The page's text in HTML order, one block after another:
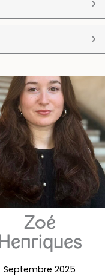
Zoé
Henriques
Septembre 2025